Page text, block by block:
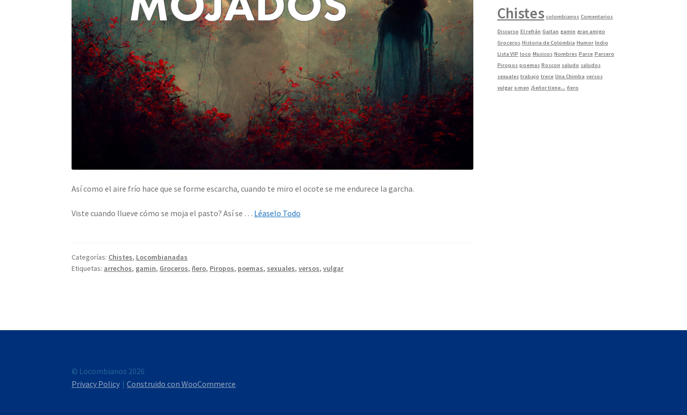
Así como el aire frío hace que se forme escarcha, cuando te miro el ocote se me endurece la garcha.
Viste cuando llueve cómo se moja el pasto? Así se … Léaselo Todo
Categorías: Chistes, Locombianadas
Etiquetas: arrechos, gamin, Groceros, ñero, Piropos, poemas, sexuales,versos,vulgar
Chistes colombianos Comentarios
Discurso El refrán Gaitan gamin gran amigo
Groceros Historia de Colombia Humor Indio
Lista VIP loco Musicos Nombres Parce Parcero
Piropos poemas Roscon saludo saludos
sexuales trabajo trece Una Chimba versos
vulgar x-men ¿Señor tiene... ñero
© Locombianos 2026
Privacy Policy
Construido con WooCommerce.